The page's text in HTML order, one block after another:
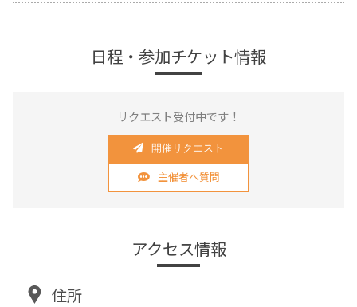
日程・参加チケット情報
リクエスト受付中です！
開催リクエスト
主催者へ質問
アクセス情報
住所